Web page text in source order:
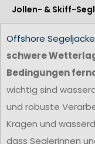
Jollen- & Skiff-
Offshore
schwere
Bedingungen
wichtig sind
und robuste
Kragen und
dass Seglerinnen